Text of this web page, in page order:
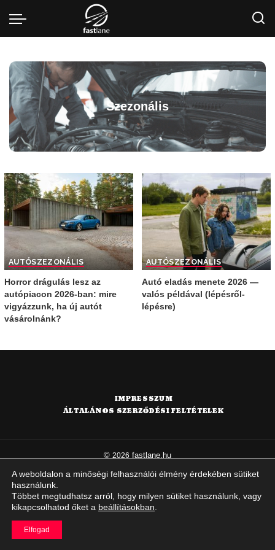
Szezonális
AUTÓSZEZONÁLIS
Horror drágulás lesz az
autópiacon 2026-ban: mire
vigyázzunk, ha új autót
vásárolnánk?
AUTÓSZEZONÁLIS
Autó eladás menete 2026 —
valós példával (lépésről-
lépésre)
IMPRESSZUM
ÁLTALÁNOS SZERZŐDÉSI FELTÉTELEK
© 2026 fastlane.hu
A weboldalon a minőségi felhasználói élmény érdekében sütiket
használunk.
Többet megtudhatsz arról, hogy milyen sütiket használunk, vagy
kikapcsolhatod őket a beállításokban
Elfogad